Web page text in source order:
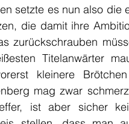
setzte es nun also
die damit ihre
zurückschrauben
Titelanwärter
kleinere
mag zwar
ist aber sicher